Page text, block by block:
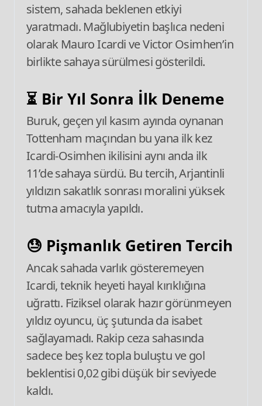
sistem, sahada beklenen etkiyi
yaratmadı. Mağlubiyetin başlıca nedeni
olarak Mauro Icardi ve Victor Osimhen’in
birlikte sahaya sürülmesi gösterildi.
⏳ Bir Yıl Sonra İlk Deneme
Buruk, geçen yıl kasım ayında oynanan
Tottenham maçından bu yana ilk kez
Icardi-Osimhen ikilisini aynı anda ilk
11’de sahaya sürdü. Bu tercih, Arjantinli
yıldızın sakatlık sonrası moralini yüksek
tutma amacıyla yapıldı.
😓 Pişmanlık Getiren Tercih
Ancak sahada varlık gösteremeyen
Icardi, teknik heyeti hayal kırıklığına
uğrattı. Fiziksel olarak hazır görünmeyen
yıldız oyuncu, üç şutunda da isabet
sağlayamadı. Rakip ceza sahasında
sadece beş kez topla buluştu ve gol
beklentisi 0,02 gibi düşük bir seviyede
kaldı.